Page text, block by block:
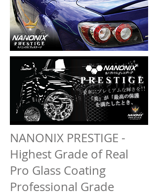
NANONIX PRESTIGE -
Highest Grade of Real
Pro Glass Coating
Professional Grade